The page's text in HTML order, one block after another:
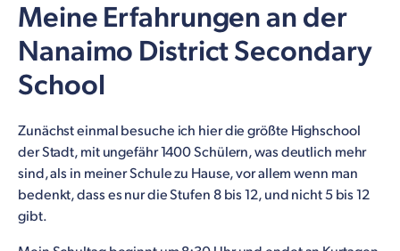
Meine Erfahrungen an der
Nanaimo District Secondary
School
Zunächst einmal besuche ich hier die größte Highschool
der Stadt, mit ungefähr 1400 Schülern, was deutlich mehr
sind, als in meiner Schule zu Hause, vor allem wenn man
bedenkt, dass es nur die Stufen 8 bis 12, und nicht 5 bis 12
gibt.